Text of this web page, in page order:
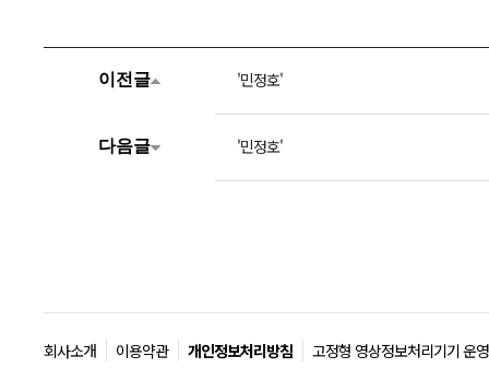
이전글 '민정호'
다음글 '민정호'
회사소개 이용약관 개인정보처리방침 고정형 영상정보처리기기 운